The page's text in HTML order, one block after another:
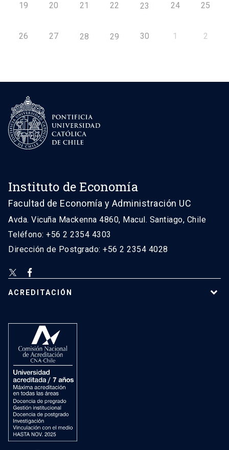
19 20 21 22 23 24 25
26 27 28 29 30 1 2
Instituto de Economía
Facultad de Economía y Administración UC
Avda. Vicuña Mackenna 4860, Macul. Santiago, Chile
Teléfono: +56 2 2354 4303
Dirección de Postgrado: +56 2 2354 4028
ACREDITACIÓN